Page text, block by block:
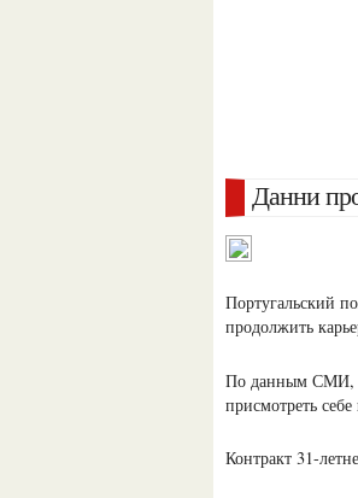
Данни
Португальский
продолжить
По данным СМИ,
присмотреть
Контракт 31-